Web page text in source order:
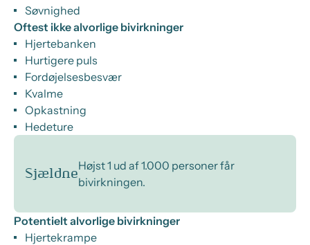
Søvnighed
Oftest ikke alvorlige bivirkninger
Hjertebanken
Hurtigere puls
Fordøjelsesbesvær
Kvalme
Opkastning
Hedeture
Sjældne
Højst 1 ud af 1.000 personer får
bivirkningen.
Potentielt alvorlige bivirkninger
Hjertekrampe